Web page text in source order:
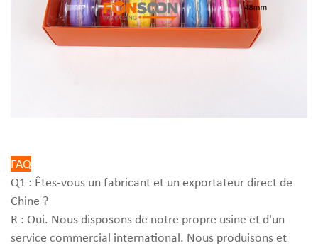
FAQ
Q1 : Êtes-vous un fabricant et un exportateur direct de
Chine ?
R : Oui. Nous disposons de notre propre usine et d'un
service commercial international. Nous produisons et